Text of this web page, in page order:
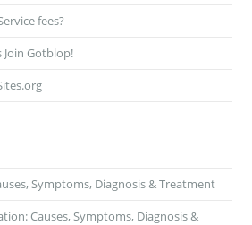
fees?
Join Gotblop!
Symptoms, Diagnosis & Treatment
Causes, Symptoms, Diagnosis &